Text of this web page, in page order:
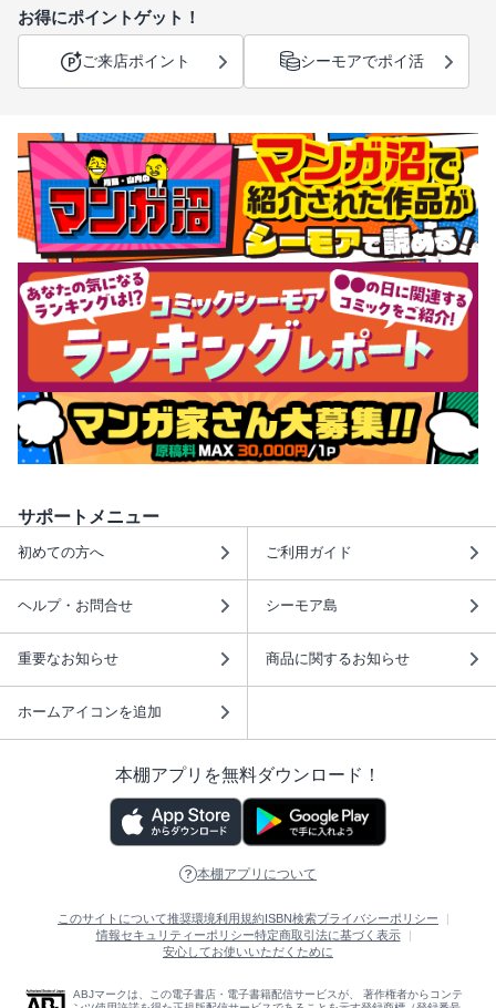
お得にポイントゲット！
ご来店ポイント シーモアでポイ活
サポートメニュー
初めての方へ ご利用ガイド
ヘルプ・お問合せ シーモア島
重要なお知らせ 商品に関するお知らせ
ホームアイコンを追加
本棚アプリを無料ダウンロード！
本棚アプリについて
このサイトについて推奨環境利用規約ISBN検索プライバシーポリシー
情報セキュリティーポリシー特定商取引法に基づく表示
安心してお使いいただくために
ABJマークは、この電子書店・電子書籍配信サービスが、 著作権者からコンテ